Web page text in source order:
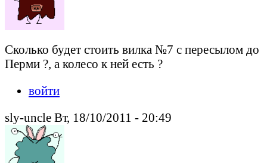
Сколько будет стоить вилка №7 с пересылом до
Перми ?, а колесо к ней есть ?
войти
sly-uncle Вт, 18/10/2011 - 20:49